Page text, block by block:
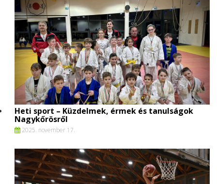
Heti sport – Küzdelmek, érmek és tanulságok
Nagykőrösről
2025. november 17.